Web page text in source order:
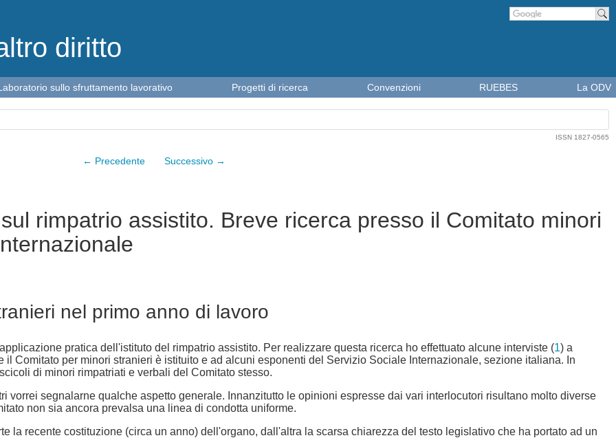
diritto
ISSN 1827-0565
← Precedente Successivo →
rimpatrio assistito. Breve ricerca presso il Comitato minori
nel primo anno di lavoro
pratica dell'istituto del rimpatrio assistito. Per realizzare questa ricerca ho effettuato alcune interviste (1) a
Comitato per minori stranieri è istituito e ad alcuni esponenti del Servizio Sociale Internazionale, sezione italiana. In
di minori rimpatriati e verbali del Comitato stesso.
vorrei segnalarne qualche aspetto generale. Innanzitutto le opinioni espresse dai vari interlocutori risultano molto diverse
non sia ancora prevalsa una linea di condotta uniforme.
la recente costituzione (circa un anno) dell'organo, dall'altra la scarsa chiarezza del testo legislativo che ha portato ad un
sullo sfruttamento lavorativo Progetti di ricerca Convenzioni RUEBES La ODV